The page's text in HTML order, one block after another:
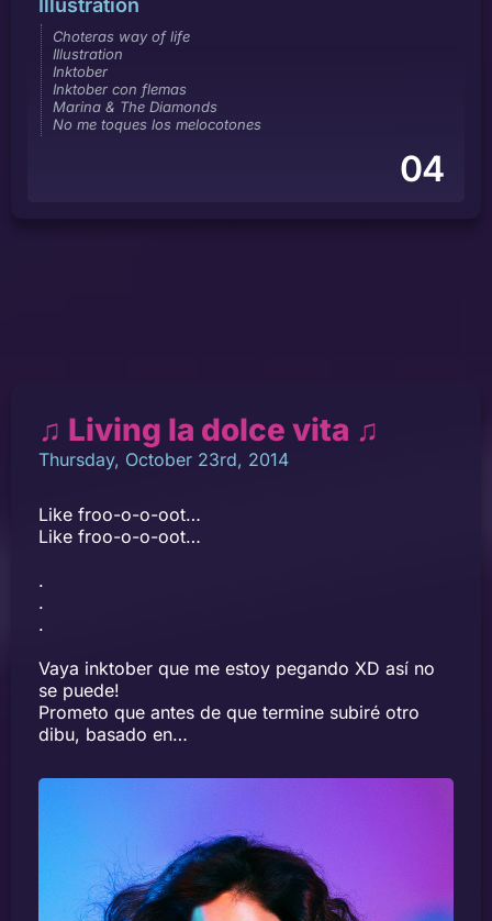
Illustration
Choteras way of life
Illustration
Inktober
Inktober con flemas
Marina & The Diamonds
No me toques los melocotones
04
♫ Living la dolce vita ♫
Thursday, October 23rd, 2014
Like froo-o-o-oot…
Like froo-o-o-oot…
.
.
.
Vaya inktober que me estoy pegando XD así no
se puede!
Prometo que antes de que termine subiré otro
dibu, basado en…